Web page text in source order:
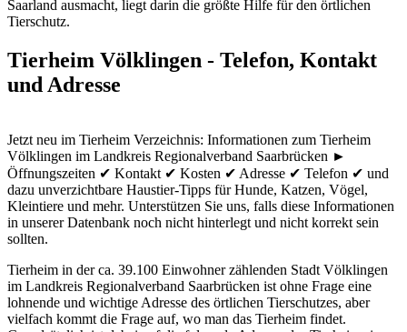
Saarland ausmacht, liegt darin die größte Hilfe für den örtlichen
Tierschutz.
Tierheim Völklingen - Telefon, Kontakt
und Adresse
Jetzt neu im Tierheim Verzeichnis: Informationen zum Tierheim
Völklingen im Landkreis Regionalverband Saarbrücken ►
Öffnungszeiten ✔ Kontakt ✔ Kosten ✔ Adresse ✔ Telefon ✔ und
dazu unverzichtbare Haustier-Tipps für Hunde, Katzen, Vögel,
Kleintiere und mehr. Unterstützen Sie uns, falls diese Informationen
in unserer Datenbank noch nicht hinterlegt und nicht korrekt sein
sollten.
Tierheim in der ca. 39.100 Einwohner zählenden Stadt Völklingen
im Landkreis Regionalverband Saarbrücken ist ohne Frage eine
lohnende und wichtige Adresse des örtlichen Tierschutzes, aber
vielfach kommt die Frage auf, wo man das Tierheim findet.